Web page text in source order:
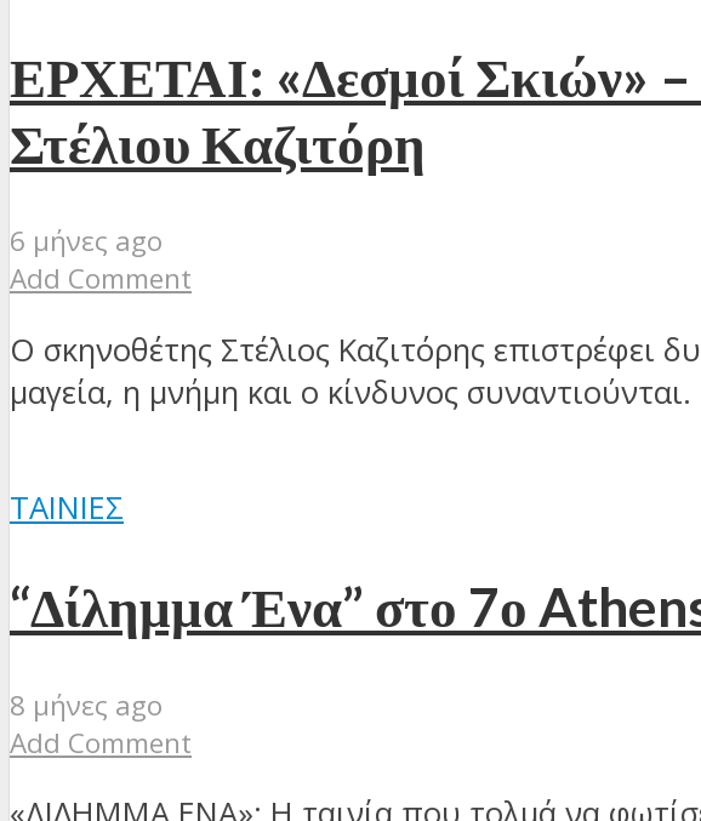
ΕΡΧΕΤΑΙ: «Δεσμοί Σκιών» –
Στέλιου Καζιτόρη
6 μήνες ago
Add Comment
Ο σκηνοθέτης Στέλιος Καζιτόρης επιστρέφει
μαγεία, η μνήμη και ο κίνδυνος
ΤΑΙΝΊΕΣ
“Δίλημμα Ένα” στο 7ο
8 μήνες ago
Add Comment